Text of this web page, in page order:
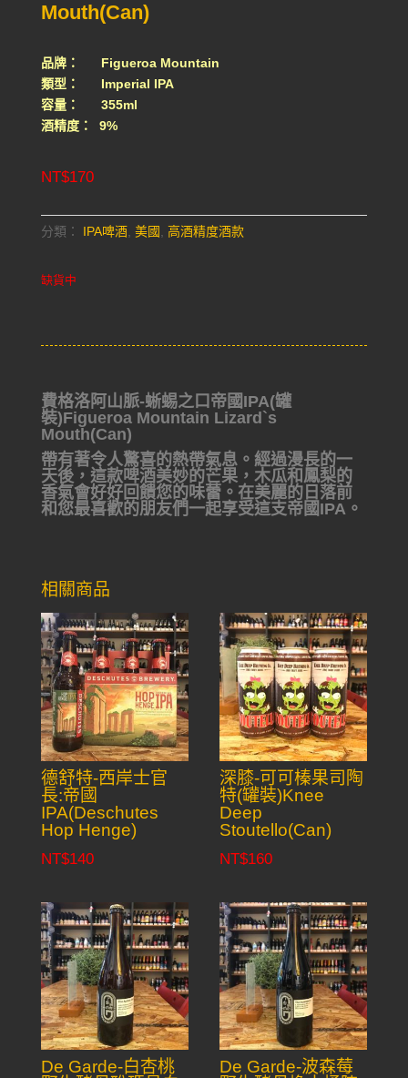
Mouth(Can)
品牌： Figueroa Mountain
類型： Imperial IPA
容量： 355ml
酒精度： 9%
NT$170
分類： IPA啤酒, 美國, 高酒精度酒款
缺貨中
費格洛阿山脈-蜥蜴之口帝國IPA(罐
裝)Figueroa Mountain Lizard`s
Mouth(Can)
帶有著令人驚喜的熱帶氣息。經過漫長的一
天後，這款啤酒美妙的芒果，木瓜和鳳梨的
香氣會好好回饋您的味蕾。在美麗的日落前
和您最喜歡的朋友們一起享受這支帝國IPA。
相關商品
德舒特-西岸士官
長:帝國
IPA(Deschutes
Hop Henge)
NT$140
深膝-可可榛果司陶
特(罐裝)Knee
Deep
Stoutello(Can)
NT$160
De Garde-白杏桃
De Garde-波森莓